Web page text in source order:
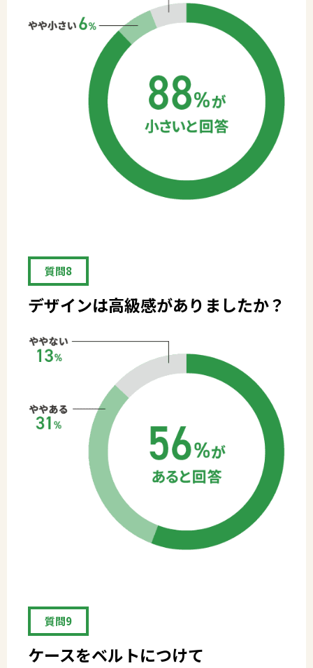
質問8
デザインは高級感がありましたか？
質問9
ケースをベルトにつけて